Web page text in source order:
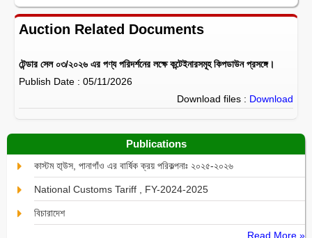
Auction Related Documents
টেন্ডার সেল ০৩/২০২৬ এর পণ্য পরিদর্শনের লক্ষে কন্টেইনারসমূহ কিপডাউন প্রসঙ্গে।
Publish Date : 05/11/2026
Download files : Download
Publications
কাস্টম হা্উস, পানাগাঁও এর বার্ষিক ক্রয় পরিকল্পনাঃ ২০২৫-২০২৬
National Customs Tariff , FY-2024-2025
বিচারাদেশ
Read More »